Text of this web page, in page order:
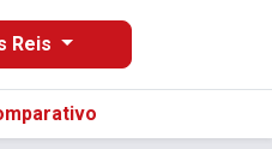
Reis